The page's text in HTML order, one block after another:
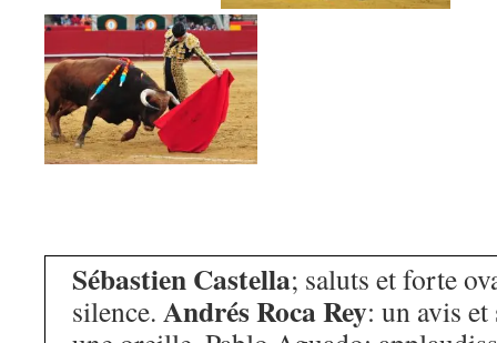
Sébastien Castella; saluts et forte
silence. Andrés Roca Rey: un avis